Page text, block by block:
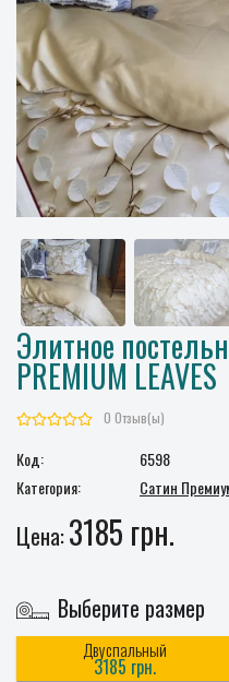
Элитное
PREMIUM LEAVES
0 Отзыв(ы)
Код:
6598
Категория:
Сатин
Цена:3185 грн.
Выберите размер
Двуспальный
3185 грн.